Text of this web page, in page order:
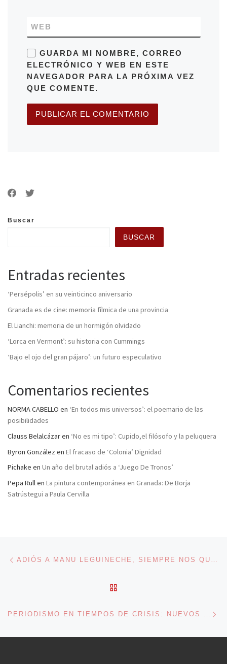
WEB
GUARDA MI NOMBRE, CORREO
ELECTRÓNICO Y WEB EN ESTE
NAVEGADOR PARA LA PRÓXIMA VEZ
QUE COMENTE.
Buscar
BUSCAR
Entradas recientes
‘Persépolis’ en su veinticinco aniversario
Granada es de cine: memoria fílmica de una provincia
El Lianchi: memoria de un hormigón olvidado
‘Lorca en Vermont’: su historia con Cummings
‘Bajo el ojo del gran pájaro’: un futuro especulativo
Comentarios recientes
NORMA CABELLO en ‘En todos mis universos’: el poemario de las
posibilidades
Clauss Belalcázaren ‘No es mi tipo’: Cupido,el filósofo y la peluquera
Byron González en El fracaso de ‘Colonia’ Dignidad
Pichake en Un año del brutal adiós a ‘Juego De Tronos’
Pepa Rullen La pintura contemporánea en Granada: De Borja
Satrústegui a Paula Cervilla
Navegación de entradas ADIÓS A MANU LEGUINECHE, SIEMPRE NOS QUEDARÁN SUS MARAVILLOSAS HISTORIAS
PERIODISMO EN TIEMPOS DE CRISIS: NUEVOS RETOS Y EXPECTATIVAS